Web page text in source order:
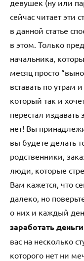
девушек (ну или
сейчас читает эти
в данной статье
в этом. Только
начальника,
месяц просто
вставать по утрам
который так и
перестал издавать
нет! Вы
вы будете делать
родственники,
люди, которые
Вам кажется, что
далеко, но
о них и каждый
заработать деньги
вас на несколько
которого нет ни